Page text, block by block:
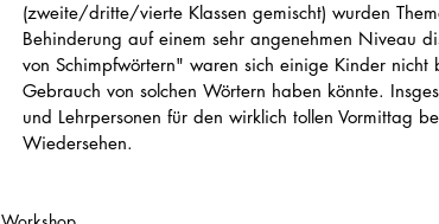
(zweite/dritte/vierte Klassen gemischt) wurden
Behinderung auf einem sehr angenehmen Niveau
von Schimpfwörtern" waren sich einige Kinder nicht
Gebrauch von solchen Wörtern haben könnte.
und Lehrpersonen für den wirklich tollen Vormittag
Wiedersehen.